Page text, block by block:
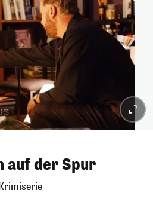
auf der Spur